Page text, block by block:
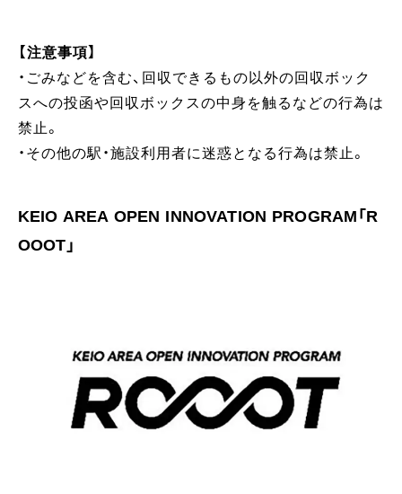
【注意事項】
・ごみなどを含む、回収できるもの以外の回収ボック
スへの投函や回収ボックスの中身を触るなどの行為は
禁止。
・その他の駅・施設利用者に迷惑となる行為は禁止。
KEIO AREA OPEN INNOVATION PROGRAM「R
OOOT」